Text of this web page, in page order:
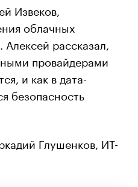
Извеков,
облачных
рассказал,
провайдерами
и как в дата-
безопасность
Глушенков, ИТ-